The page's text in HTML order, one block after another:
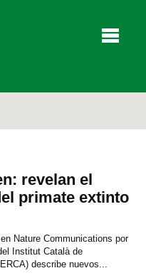
revelan el
primate extinto
Nature Communications por
Institut Català de
describe nuevos...